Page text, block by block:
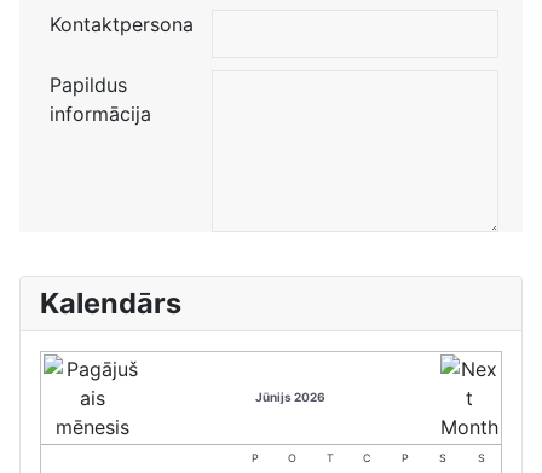
Kontaktpersona
Papildus
informācija
Kalendārs
Jūnijs 2026
P O T C P S S